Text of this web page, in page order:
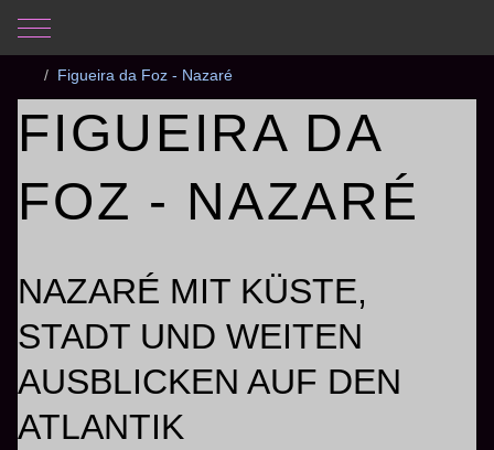
Mobile Menu Toggle
Aktuelle Seite:
Figueira da Foz - Nazaré
FIGUEIRA DA
FOZ - NAZARÉ
NAZARÉ MIT KÜSTE,
STADT UND WEITEN
AUSBLICKEN AUF DEN
ATLANTIK